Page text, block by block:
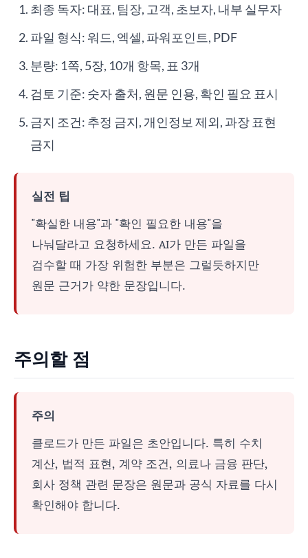
최종 독자: 대표, 팀장, 고객, 초보자, 내부 실무자
파일 형식: 워드, 엑셀, 파워포인트, PDF
분량: 1쪽, 5장, 10개 항목, 표 3개
검토 기준: 숫자 출처, 원문 인용, 확인 필요 표시
금지 조건: 추정 금지, 개인정보 제외, 과장 표현
금지
실전 팁
"확실한 내용"과 "확인 필요한 내용"을
나눠달라고 요청하세요. AI가 만든 파일을
검수할 때 가장 위험한 부분은 그럴듯하지만
원문 근거가 약한 문장입니다.
주의할 점
주의
클로드가 만든 파일은 초안입니다. 특히 수치
계산, 법적 표현, 계약 조건, 의료나 금융 판단,
회사 정책 관련 문장은 원문과 공식 자료를 다시
확인해야 합니다.